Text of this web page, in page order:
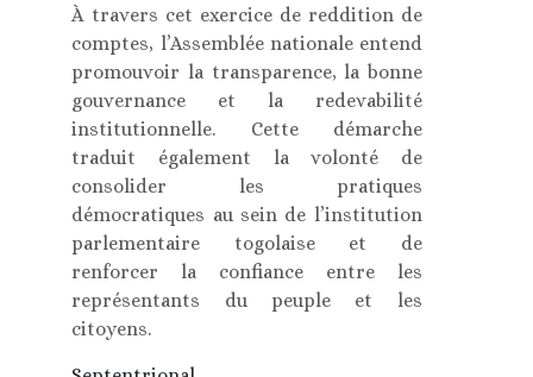
À travers cet exercice de reddition de
comptes, l’Assemblée nationale entend
promouvoir la transparence, la bonne
gouvernance et la redevabilité
institutionnelle. Cette démarche
traduit également la volonté de
consolider les pratiques
démocratiques au sein de l’institution
parlementaire togolaise et de
renforcer la confiance entre les
représentants du peuple et les
citoyens.